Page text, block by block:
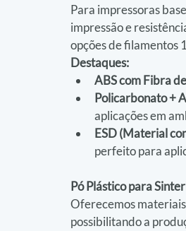
Para impressoras
impressão e
opções de filamentos
Destaques:
ABS com Fibra
Policarbonato +
aplicações em
ESD (Material
perfeito para
Pó Plástico para
Oferecemos
possibilitando a